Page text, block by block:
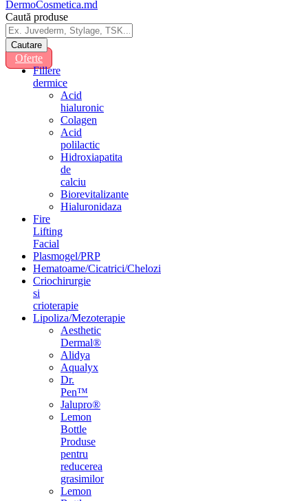
Caută produse
Oferte
Fillere
dermice
Acid
hialuronic
Colagen
Acid
polilactic
Hidroxiapatita
de
calciu
Biorevitalizante
Hialuronidaza
Fire
Lifting
Facial
Plasmogel/PRP
Hematoame/Cicatrici/Chelozi
Criochirurgie
si
crioterapie
Lipoliza/Mezoterapie
Aesthetic
Dermal®
Alidya
Aqualyx
Dr.
Pen™
Jalupro®
Lemon
Bottle
Produse
pentru
reducerea
grasimilor
Lemon